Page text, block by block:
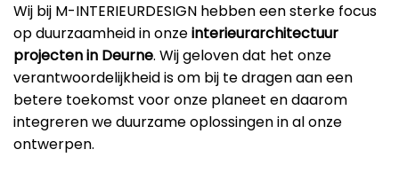
Wij bij M-INTERIEURDESIGN hebben een sterke focus
op duurzaamheid in onzeinterieurarchitectuur
projecten in Deurne. Wij geloven dat het onze
verantwoordelijkheid is om bij te dragen aan een
betere toekomst voor onze planeet en daarom
integreren we duurzame oplossingen in al onze
ontwerpen.